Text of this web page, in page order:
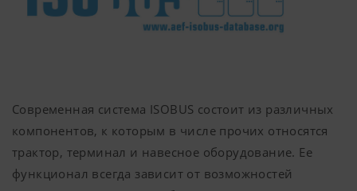
Современная система ISOBUS состоит из различных
компонентов, к которым в числе прочих относятся
трактор, терминал и навесное оборудование. Ее
функционал всегда зависит от возможностей